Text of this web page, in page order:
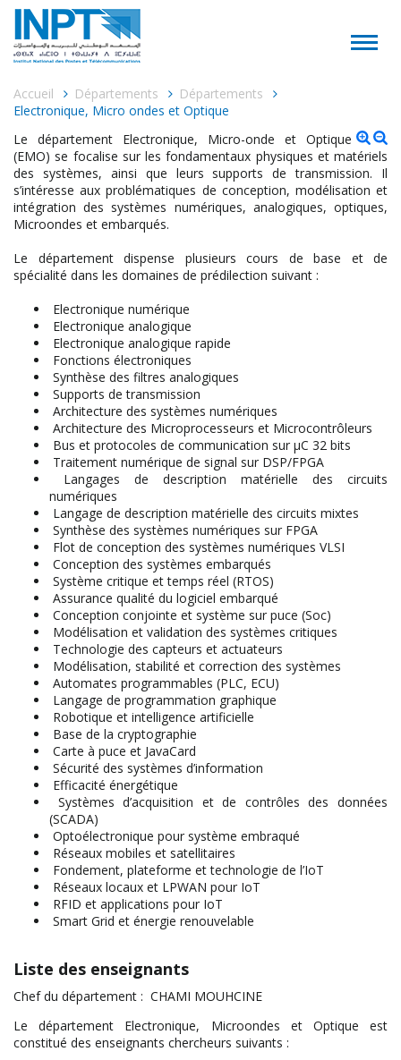
Accueil Départements
Départements
Electronique, Micro ondes et Optique
Le département Electronique, Micro-onde et Optique
(EMO) se focalise sur les fondamentaux physiques et matériels
des systèmes, ainsi que leurs supports de transmission. Il
s’intéresse aux problématiques de conception, modélisation et
intégration des systèmes numériques, analogiques, optiques,
Microondes et embarqués.
Le département dispense plusieurs cours de base et de
spécialité dans les domaines de prédilection suivant :
Electronique numérique
Electronique analogique
Electronique analogique rapide
Fonctions électroniques
Synthèse des filtres analogiques
Supports de transmission
Architecture des systèmes numériques
Architecture des Microprocesseurs et Microcontrôleurs
Bus et protocoles de communication sur µC 32 bits
Traitement numérique de signal sur DSP/FPGA
Langages de description matérielle des circuits
numériques
Langage de description matérielle des circuits mixtes
Synthèse des systèmes numériques sur FPGA
Flot de conception des systèmes numériques VLSI
Conception des systèmes embarqués
Système critique et temps réel (RTOS)
Assurance qualité du logiciel embarqué
Conception conjointe et système sur puce (Soc)
Modélisation et validation des systèmes critiques
Technologie des capteurs et actuateurs
Modélisation, stabilité et correction des systèmes
Automates programmables (PLC, ECU)
Langage de programmation graphique
Robotique et intelligence artificielle
Base de la cryptographie
Carte à puce et JavaCard
Sécurité des systèmes d’information
Efficacité énergétique
Systèmes d’acquisition et de contrôles des données
(SCADA)
Optoélectronique pour système embraqué
Réseaux mobiles et satellitaires
Fondement, plateforme et technologie de l’IoT
Réseaux locaux et LPWAN pour IoT
RFID et applications pour IoT
Smart Grid et énergie renouvelable
Liste des enseignants
Chef du département : CHAMI MOUHCINE
Le département Electronique, Microondes et Optique est
constitué des enseignants chercheurs suivants :